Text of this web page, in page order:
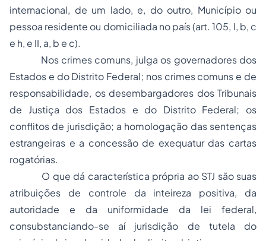
internacional, de um lado, e, do outro, Município ou
pessoa residente ou domiciliada no país (art. 105, I, b, c
e h, e II, a, b e c).
Nos crimes comuns, julga os governadores dos
Estados e do Distrito Federal; nos crimes comuns e de
responsabilidade, os desembargadores dos Tribunais
de Justiça dos Estados e do Distrito Federal; os
conflitos de jurisdição; a homologação das sentenças
estrangeiras e a concessão de exequaturdas cartas
rogatórias.
O que dá característica própria ao STJ são suas
atribuições de controle da inteireza positiva, da
autoridade e da uniformidade da lei federal,
consubstanciando-se aí jurisdição de tutela do